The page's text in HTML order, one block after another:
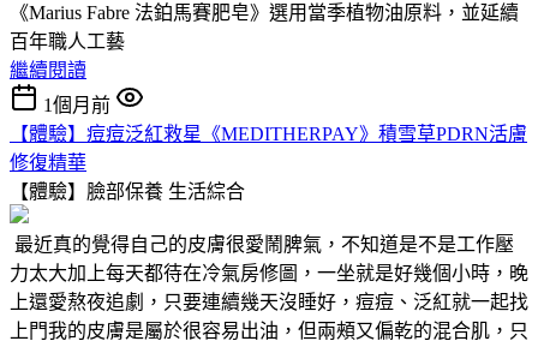
《Marius Fabre 法鉑馬賽肥皂》選用當季植物油原料，並延續
百年職人工藝
繼續閱讀
1個月前
【體驗】痘痘泛紅救星《MEDITHERPAY》積雪草PDRN活膚
修復精華
【體驗】臉部保養 生活綜合
最近真的覺得自己的皮膚很愛鬧脾氣，不知道是不是工作壓
力太大加上每天都待在冷氣房修圖，一坐就是好幾個小時，晚
上還愛熬夜追劇，只要連續幾天沒睡好，痘痘、泛紅就一起找
上門我的皮膚是屬於很容易出油，但兩頰又偏乾的混合肌，只